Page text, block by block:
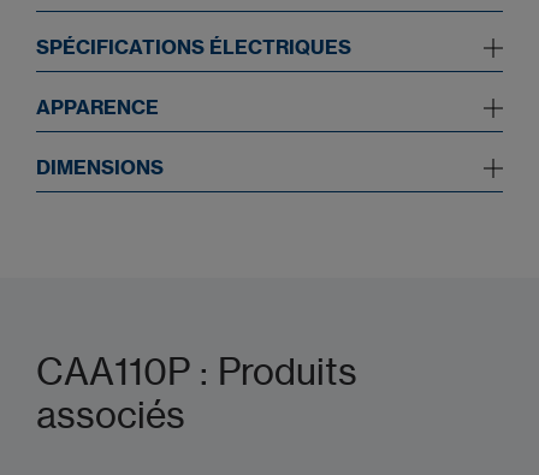
SPÉCIFICATIONS ÉLECTRIQUES
APPARENCE
DIMENSIONS
CAA110P : Produits
associés